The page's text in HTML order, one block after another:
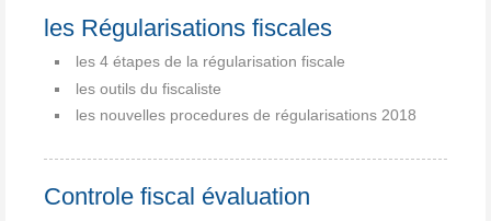
les Régularisations fiscales
les 4 étapes de la régularisation fiscale
les outils du fiscaliste
les nouvelles procedures de régularisations 2018
Controle fiscal évaluation